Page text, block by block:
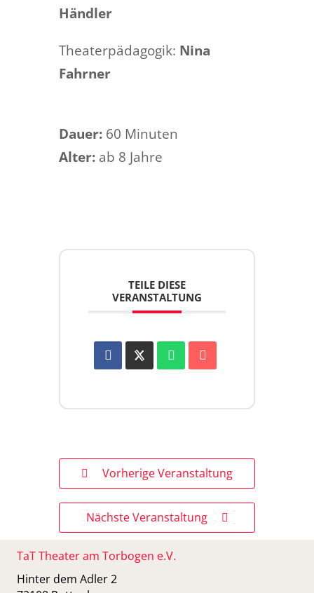
Händler
Theaterpädagogik: Nina
Fahrner
Dauer: 60 Minuten
Alter: ab 8 Jahre
TEILE DIESE
VERANSTALTUNG
Vorherige Veranstaltung
Nächste Veranstaltung
TaT Theater am Torbogen e.V.
Hinter dem Adler 2